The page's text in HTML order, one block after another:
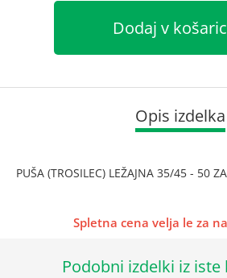
Dodaj v
Opis izdelka
PUŠA (TROSILEC) LEŽAJNA 35/45 - 50
Spletna cena velja le za
Podobni izdelki iz